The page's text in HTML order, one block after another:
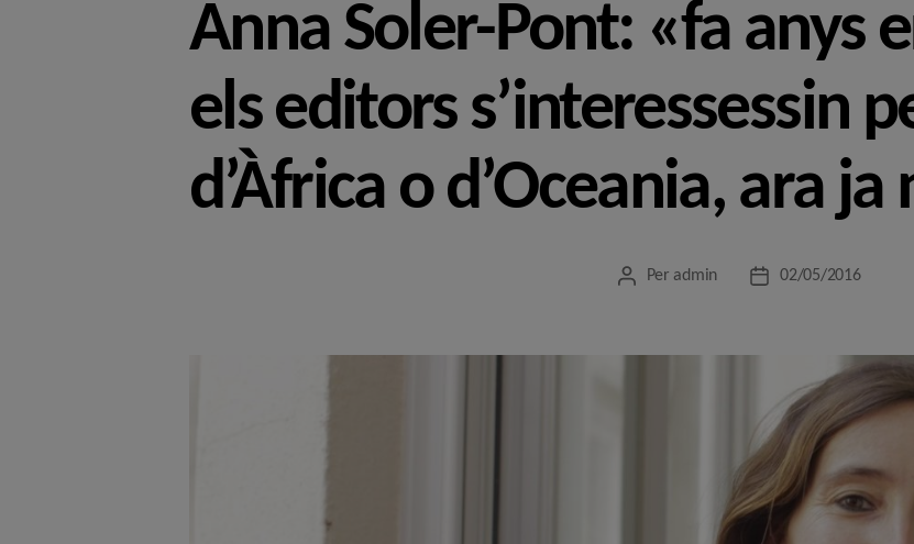
Anna Soler-Pont: «fa anys
els editors s’interessessin
d’Àfrica o d’Oceania, ara ja
Autor
Per admin
Data02/05/2016